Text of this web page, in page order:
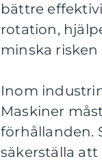
bättre
rotation,
minska
Inom
Maskiner
förhållanden.
säkerställa